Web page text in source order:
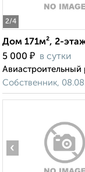
2/4
Дом 171м², 2-
5 000 ₽ в сутки
Собственник,
‹